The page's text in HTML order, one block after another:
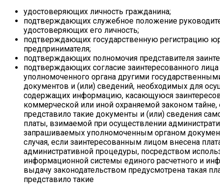
удостоверяющих личность гражданина;
подтверждающих служебное положение
удостоверяющих его личность;
подтверждающих государственную регистрацию
предпринимателя;
подтверждающих полномочия представителя
подтверждающих согласие заинтересованного
уполномоченного органа другими
документов и (или) сведений, необходимых для
содержащих информацию, касающуюся
коммерческой или иной охраняемой законом тайне,
представило такие документы и (или) сведения
платы, взимаемой при осуществлении
запрашиваемых уполномоченным органом
случая, если заинтересованным лицом внесена
административной процедуры, посредством
информационной системы единого расчетного и
выдачу законодательством предусмотрена такая
представило такие